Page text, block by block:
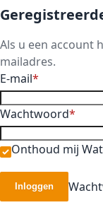
Als u een account
mailadres.
E-mail
Wachtwoord
Onthoud mij
Inloggen